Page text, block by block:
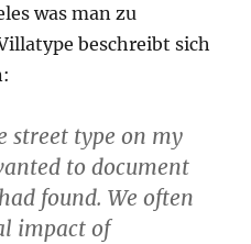
was man zu
beschreibt sich
street type on my
to document
found. We often
impact of